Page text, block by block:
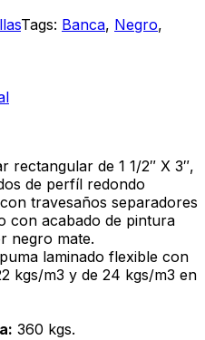
Tags: Banca, Negro,
rectangular de 1 1/2″ X 3″,
de perfíl redondo
travesaños separadores
con acabado de pintura
negro mate.
laminado flexible con
kgs/m3 y de 24 kgs/m3 en
360 kgs.